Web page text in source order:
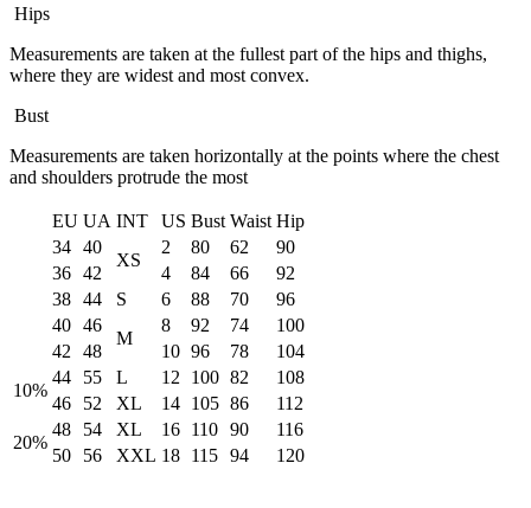
Hips
Measurements are taken at the fullest part of the hips and thighs,
where they are widest and most convex.
Bust
Measurements are taken horizontally at the points where the chest
and shoulders protrude the most
EU UA INT US Bust Waist Hip
34 40
XS
2 80 62
90
36 42 4 84 66
92
38 44 S 6 88 70
96
40 46
M
8 92 74
100
42 48 10 96 78
104
10%
44 55 L 12 100 82
108
46
52 XL 14 105 86
112
20%
48 54 XL 16 110 90
116
50
56 XXL 18 115 94 120